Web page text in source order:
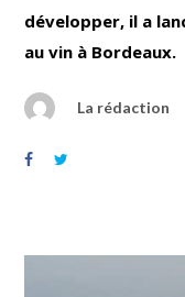
développer, il a
au vin à Bordeaux.
La rédaction